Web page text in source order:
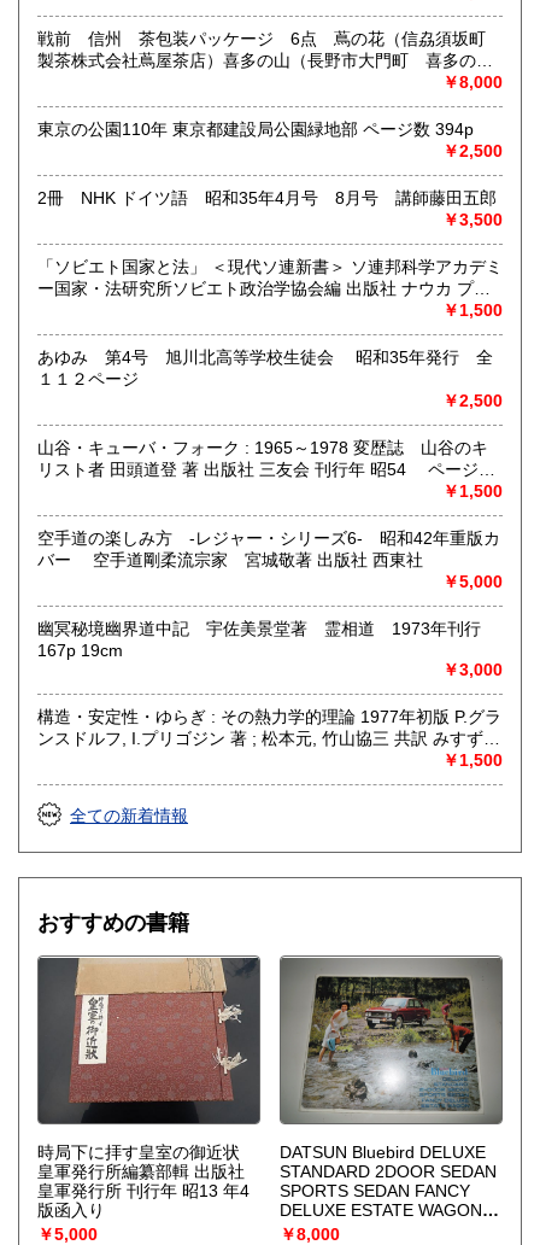
古本・骨董品の出張買取のお申込み・ご予約は、お電話・ま
たはメールにて承っております。 お気軽にお問合わせくださ
出張費は無料です。旧家、蔵のあるお宅、昭和40年以前の古
いお宅の買取は、遠方でも大歓迎です。
取り扱い分野
社会科学、美術工芸、古典籍、近代文献、外国書
事を写した貴重な写真や解説が多数収録されています。
戦前 信州 茶包装パッケージ 6点 蔦の花（信劦須坂町
製茶株式会社蔦屋茶店）喜多の山（長野市大門町 喜多の園
本店）西沢園（長野県中堅町 西澤園本舗）梅の花（信州須
坂市梅の園茶店）奈良此園（信州中野町 西澤茶舗）美泉瀧
（信州長野市新町 茶間屋美濃久商店）瀧の音（信濃吉田本
￥8,000
東京の公園110年 東京都建設局公園緑地部 ページ数 394p
￥2,500
2冊 NHK ドイツ語 昭和35年4月号 8月号 講師藤田五郎
￥3,500
「ソビエト国家と法」 ＜現代ソ連新書＞ ソ連邦科学アカデミ
ー国家・法研究所ソビエト政治学協会編 出版社 ナウカ プロ
￥1,500
あゆみ 第4号 旭川北高等学校生徒会 昭和35年発行 全
１１２ページ
￥2,500
山谷・キューバ・フォーク : 1965～1978 変歴誌 山谷のキ
リスト者 田頭道登 著 出版社 三友会 刊行年 昭54 ページ数
￥1,500
空手道の楽しみ方 -レジャー・シリーズ6- 昭和42年重版カ
バー 空手道剛柔流宗家 宮城敬著 出版社 西東社
￥5,000
幽冥秘境幽界道中記 宇佐美景堂著 霊相道 1973年刊行
167p 19cm
￥3,000
構造・安定性・ゆらぎ : その熱力学的理論 1977年初版 P.グラ
ンスドルフ, I.プリゴジン 著 ; 松本元, 竹山協三 共訳 みすず書
房〈熱力学の方法を、平衡はもとより非線形性や不安定性を
も含むあらゆる現象へ拡張できないであろうか？ ……新し
い「構造」は常に不安定性の結果として出現する。すなわち
それはゆらぎから生じるものである。ふつうはゆらぎが生じ
びつけ、ゆらぎの巨視的理論を包含する一般化された熱力学
を作り上げなくてはならない。〉散逸構造の理論で、1977
年、ノーベル化学賞を受賞したプリゴジンの、グランスドル
フとの共著による初期の著作。開放系に現れる構造の問題
を、非平衡熱力学の立場から、物理学、化学、生物学につい
て、統一的な観点からの説明を試みる。
￥1,500
全ての新着情報
おすすめの書籍
時局下に拝す皇室の御近状
皇軍発行所編纂部輯 出版社
皇軍発行所 刊行年 昭13 年4
版函入り
￥5,000
DATSUN Bluebird DELUXE
STANDARD 2DOOR SEDAN
SPORTS SEDAN FANCY
DELUXE ESTATE WAGON
カタログパンフ
￥8,000